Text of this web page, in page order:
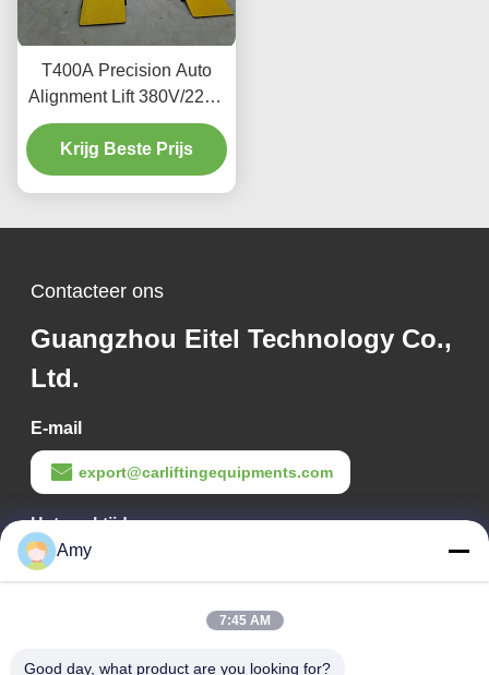
T400A Precision Auto
Alignment Lift 380V/220V
met laag profielontwerp
Krijg Beste Prijs
Contacteer ons
Guangzhou Eitel Technology Co.,
Ltd.
E-mail
export@carliftingequipments.com
Het werktijd
09:00-18:00
Amy
7:45 AM
Good day, what product are you looking for?